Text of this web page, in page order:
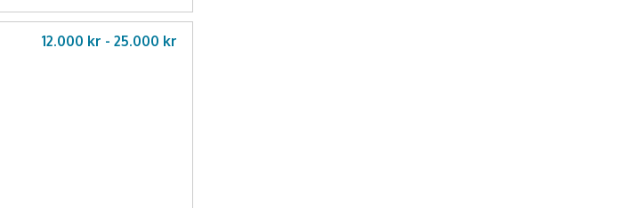
12.000 kr - 25.000 kr